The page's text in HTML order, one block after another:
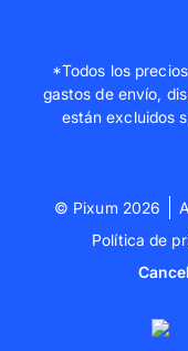
*Todos los
gastos de envío,
están excluidos
© Pixum 2026
Política de